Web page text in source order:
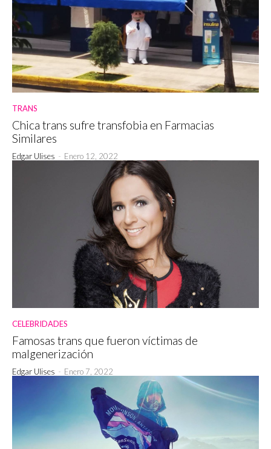
TRANS
Chica trans sufre transfobia en Farmacias
Similares
Edgar Ulises - Enero 12, 2022
CELEBRIDADES
Famosas trans que fueron víctimas de
malgenerización
Edgar Ulises - Enero 7, 2022